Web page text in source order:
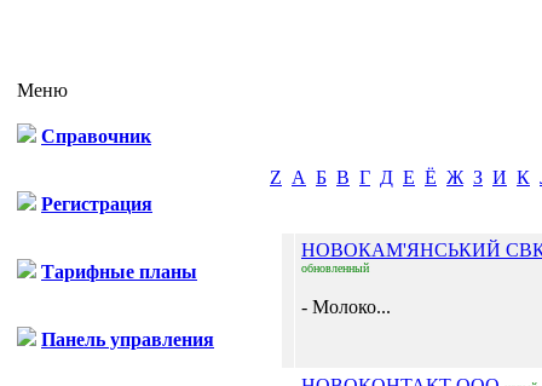
Меню
Справочник
Регистрация
Тарифные планы
Панель управления
Z А Б В Г Д Е Ё Ж З И К
НОВОКАМ'ЯНСЬКИЙ
обновленный
- Молоко...